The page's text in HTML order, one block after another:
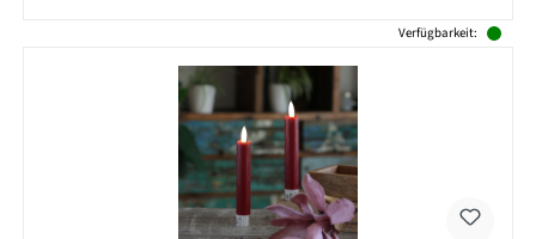
Verfügbarkeit: